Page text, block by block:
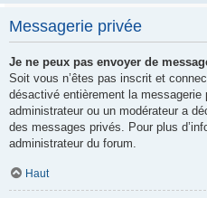
Messagerie privée
Je ne peux pas envoyer de
Soit vous n’êtes pas inscrit et
désactivé entièrement la
administrateur ou un modérateur a
des messages privés. Pour plus
administrateur du forum.
Haut